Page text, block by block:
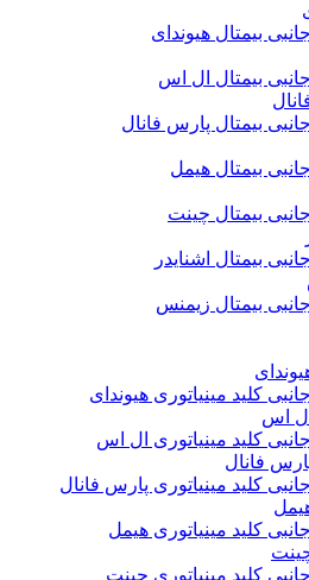
بیمتال هیوندای
بیمتال ال اس
بیمتال پارس فانال
بیمتال هیمل
بیمتال چینت
بیمتال اشنایدر
بیمتال زیمنس
کلید مینیاتوری هیوندای
ال اس
کلید مینیاتوری ال اس
فانال
کلید مینیاتوری پارس فانال
کلید مینیاتوری هیمل
کلید مینیاتوری چینت